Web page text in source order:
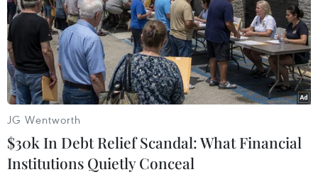
ngành hàng nhưng cũng có dấu hiệu cho thấy áp
lực giá cả đã đạt đỉnh và sẽ bắt đầu giảm dần.
JG Wentworth
$30k In Debt Relief Scandal: What Financial
Institutions Quietly Conceal